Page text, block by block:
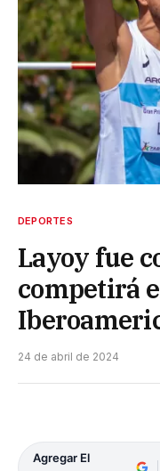
DEPORTES
Layoy fue
competirá
24 de abril de 2024
Agregar El